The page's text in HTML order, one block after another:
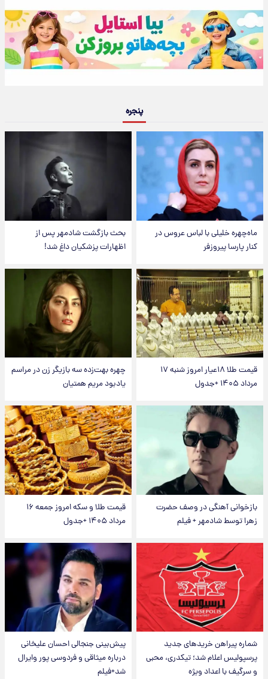
پنجره
ماه‌چهره خلیلی با لباس عروس در
کنار پارسا پیروزفر
بحث بازگشت شادمهر پس از
اظهارات پزشکیان داغ شد!
قیمت طلا ۱۸عیار امروز شنبه ۱۷
مرداد ۱۴۰۵ +جدول
چهره بهت‌زده سه بازیگر زن در مراسم
یادبود مریم همتیان
بازخوانی آهنگی در وصف حضرت
زهرا توسط شادمهر + فیلم
قیمت طلا و سکه امروز جمعه ۱۶
مرداد ۱۴۰۵ +جدول
شماره پیراهن خریدهای جدید
پرسپولیس اعلام شد؛ تیکدری، محبی
و سرگیف با اعداد ویژه
پیش‌بینی جنجالی احسان علیخانی
درباره میثاقی و فردوسی پور وایرال
شد+فیلم